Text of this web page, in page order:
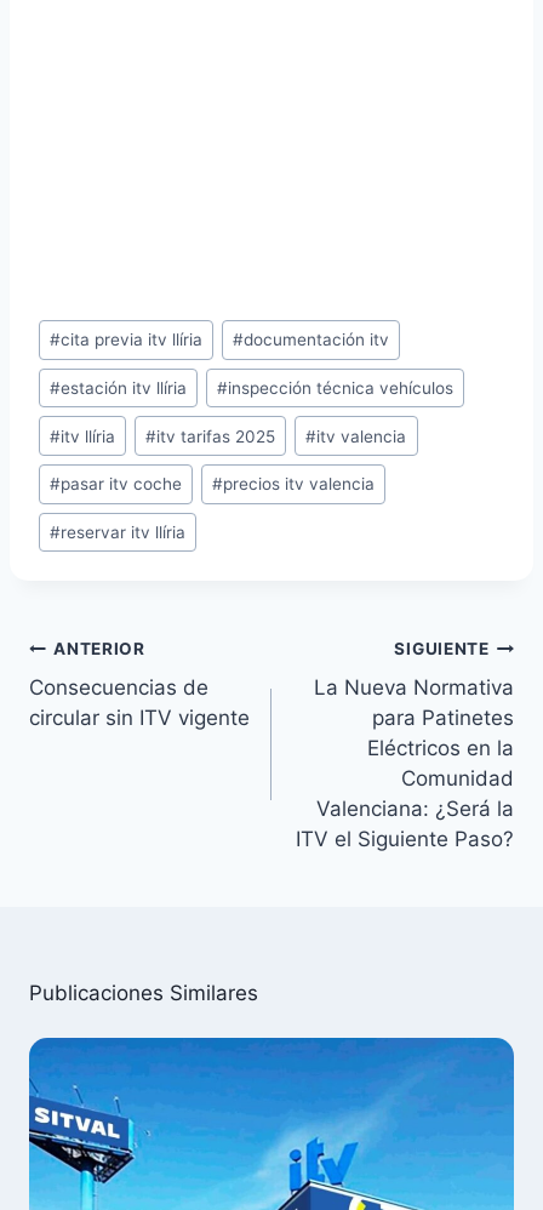
Etiquetas
de
la
entrada:
#cita previa itv llíria #documentación itv
#estación itv llíria #inspección técnica vehículos
#itv llíria #itv tarifas 2025 #itv valencia
#pasar itv coche #precios itv valencia
#reservar itv llíria
Navegación
de
entradas
ANTERIOR
Consecuencias de
circular sin ITV vigente
SIGUIENTE
La Nueva Normativa
para Patinetes
Eléctricos en la
Comunidad
Valenciana: ¿Será la
ITV el Siguiente Paso?
Publicaciones Similares